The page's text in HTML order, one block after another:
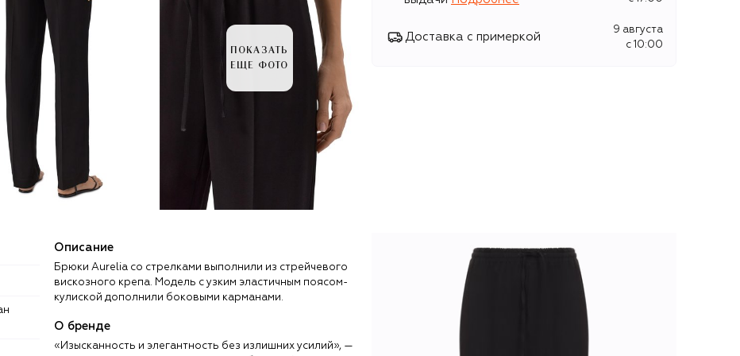
ПОКАЗАТЬ
ЕЩЕ ФОТО
Доставка с примеркой
9 августа
c 10:00
Описание
Брюки Aurelia со стрелками выполнили из стрейчевого
вискозного крепа. Модель с узким эластичным поясом-
кулиской дополнили боковыми карманами.
О бренде
«Изысканность и элегантность без излишних усилий», —